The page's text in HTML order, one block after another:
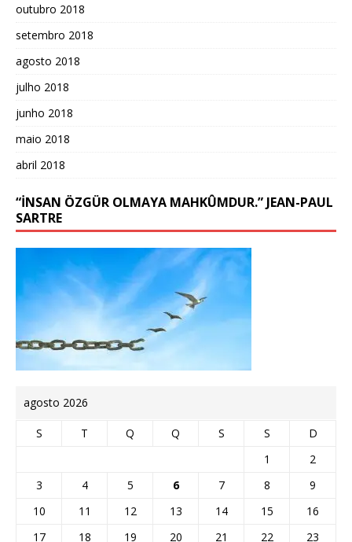
outubro 2018
setembro 2018
agosto 2018
julho 2018
junho 2018
maio 2018
abril 2018
“İNSAN ÖZGÜR OLMAYA MAHKÛMDUR.” JEAN-PAUL
SARTRE
agosto 2026
S T Q Q S S
D
1
2
3
4 5 6 7 8
9
10
11 12 13 14 15
16
17
18 19 20 21 22 23